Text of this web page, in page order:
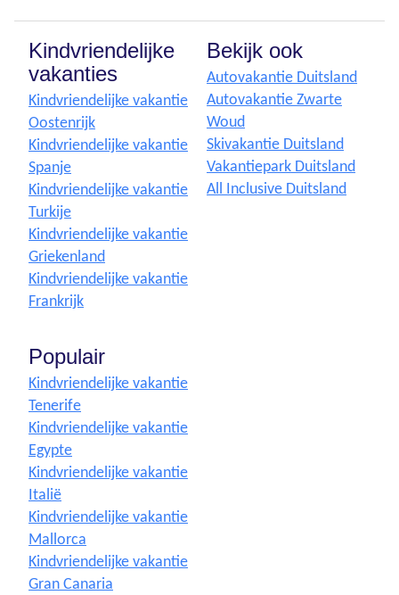
Kindvriendelijke
vakanties
Kindvriendelijke vakantie
Oostenrijk
Kindvriendelijke vakantie
Spanje
Kindvriendelijke vakantie
Turkije
Kindvriendelijke vakantie
Griekenland
Kindvriendelijke vakantie
Frankrijk
Bekijk ook
Autovakantie Duitsland
Autovakantie Zwarte
Woud
Skivakantie Duitsland
Vakantiepark Duitsland
All Inclusive Duitsland
Populair
Kindvriendelijke vakantie
Tenerife
Kindvriendelijke vakantie
Egypte
Kindvriendelijke vakantie
Italië
Kindvriendelijke vakantie
Mallorca
Kindvriendelijke vakantie
Gran Canaria